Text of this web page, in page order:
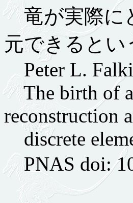
竜が実際に
元できると
Peter L.
The birth of a
reconstruction
discrete
PNAS doi: